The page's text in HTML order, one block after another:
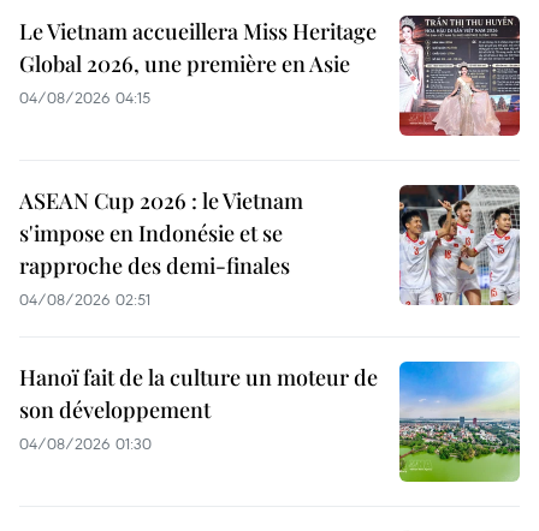
Le Vietnam accueillera Miss Heritage
Global 2026, une première en Asie
04/08/2026 04:15
ASEAN Cup 2026 : le Vietnam
s'impose en Indonésie et se
rapproche des demi-finales
04/08/2026 02:51
Hanoï fait de la culture un moteur de
son développement
04/08/2026 01:30